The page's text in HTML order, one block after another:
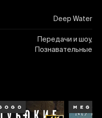
Deep Water
Передачи и шоу,
Познавательные